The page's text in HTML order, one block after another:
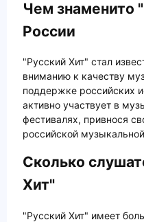
Чем знаменито
России
"Русский Хит" стал
вниманию к качеству
поддержке российских
активно участвует в
фестивалях, привнося
российской
Сколько
Хит"
"Русский Хит" имеет